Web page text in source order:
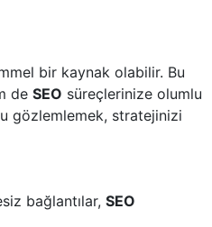
bir kaynak olabilir. Bu
de SEO süreçlerinize olumlu
gözlemlemek, stratejinizi
bağlantılar, SEO